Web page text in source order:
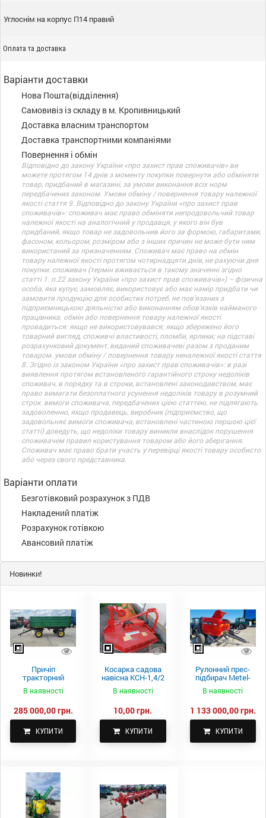
Углоснім на корпус П14 правий
Оплата та доставка
Варіанти доставки
Нова Пошта(відділення)
Самовивіз із складу в м. Кропивницький
Доставка власним транспортом
Доставка транспортними компаніями
Повернення і обмін
Відповідно до закону України «про захист прав споживачів» ви
можете протягом 14 днів з моменту покупки повернути або обміняти
товар, придбаний в магазині, за умови виконання всіх норм
передбачених законом. Умови обміну / повернення товару належної
якості стаття 9. Відповідно до закону України «про захист прав
споживачів»: споживач має право обміняти непродовольчий товар
належної якості на аналогічний у продавця, у якого він був
придбаний, якщо товар не задовольнив його за формою, габаритами,
фасоном, кольором, розміром або з інших причин не може бути ним
використаний за призначенням. Споживач має право на обмін
товару належної якості протягом чотирнадцяти днів, не рахуючи дня
покупки. споживач (термін вживається в такому значенні згідно
статті 1. п.22 закону України «про захист прав споживачів») – фізична
особа, яка купує, замовляє, використовує або має намір придбати чи
замовити продукцію для особистих потреб, не пов’язаних з
підприємницькою діяльністю або виконанням обов’язків найманого
працівника. обмін або повернення товару належної якості
провадиться: якщо не використовувався; якщо збережено його
товарний вигляд, споживчі властивості, пломби, ярлики; на підставі
розрахунковий документ, виданий споживачеві разом з проданим
товаром. умови обміну / повернення товару неналежної якості стаття
8. Згідно із законом України «про захист прав споживачів»: в разі
виявлення протягом встановленого гарантійного строку недоліків
споживач, в порядку та в строки, встановлені законодавством, має
право вимагати безоплатного усунення недоліків товару в розумний
строк. вимоги споживача, передбачених цією статтею, не підлягають
задоволенню, якщо продавець, виробник (підприємство, що
задовольняє вимоги споживача, встановлені частиною першою цієї
статті) доведуть, що недоліки товару виникли внаслідок порушення
споживачем правил користування товаром або його зберігання.
Споживач має право брати участь у перевірці якості товару особисто
або через свого представника.
Варіанти оплати
Безготівковий розрахунок з ПДВ
Накладений платіж
Розрахунок готівкою
Авансовий платіж
Новинки!
Причіп
тракторний
самоскидний
Spike 2 ПТС-4
В наявності
285 000,00 грн.
КУПИТИ
Косарка садова
навісна КСН-1,4/2
В наявності
10,00 грн.
КУПИТИ
Рулонний прес-
підбирач Metel-
Fach Z 587
В наявності
1 133 000,00 грн.
КУПИТИ